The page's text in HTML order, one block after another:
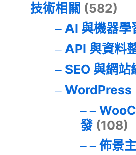
技術相關 (582)
AI 與機器學
API 與資料
SEO 與網站
WordPress
發(108)
佈景